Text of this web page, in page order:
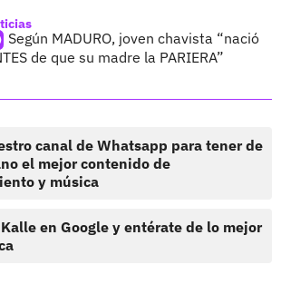
Según MADURO, joven chavista “nació
de que su madre la PARIERA”
canal de Whatsapp para tener de
el mejor contenido de
y música
en Google y entérate de lo mejor